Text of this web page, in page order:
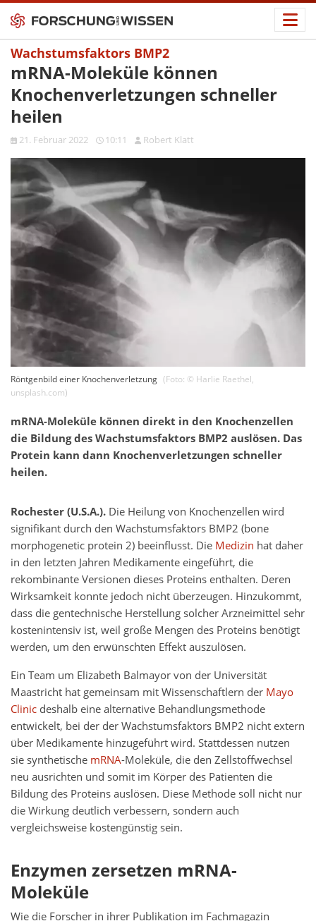
Wachstumsfaktors BMP2
mRNA-Moleküle können
Knochenverletzungen schneller
heilen
21. Februar 2022 10:11 Robert Klatt
Röntgenbild einer Knochenverletzung (Foto: © Harlie Raethel,
unsplash.com)
mRNA-Moleküle können direkt in den Knochenzellen
die Bildung des Wachstumsfaktors BMP2 auslösen. Das
Protein kann dann Knochenverletzungen schneller
heilen.
Rochester (U.S.A.). Die Heilung von Knochenzellen wird
signifikant durch den Wachstumsfaktors BMP2 (bone
morphogenetic protein 2) beeinflusst. Die Medizin hat daher
in den letzten Jahren Medikamente eingeführt, die
rekombinante Versionen dieses Proteins enthalten. Deren
Wirksamkeit konnte jedoch nicht überzeugen. Hinzukommt,
dass die gentechnische Herstellung solcher Arzneimittel sehr
kostenintensiv ist, weil große Mengen des Proteins benötigt
werden, um den erwünschten Effekt auszulösen.
Ein Team um Elizabeth Balmayor von der Universität
Maastricht hat gemeinsam mit Wissenschaftlern der Mayo
Clinic deshalb eine alternative Behandlungsmethode
entwickelt, bei der der Wachstumsfaktors BMP2 nicht extern
über Medikamente hinzugeführt wird. Stattdessen nutzen
sie synthetische mRNA-Moleküle, die den Zellstoffwechsel
neu ausrichten und somit im Körper des Patienten die
Bildung des Proteins auslösen. Diese Methode soll nicht nur
die Wirkung deutlich verbessern, sondern auch
vergleichsweise kostengünstig sein.
Enzymen zersetzen mRNA-
Moleküle
Wie die Forscher in ihrer Publikation im Fachmagazin